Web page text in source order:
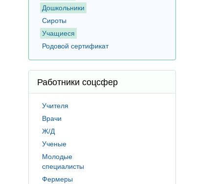
Дошкольники
Сироты
Учащиеся
Родовой сертификат
Работники соцсфер
Учителя
Врачи
Ж/Д
Ученые
Молодые
специалисты
Фермеры